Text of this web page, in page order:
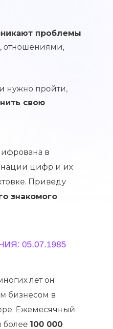
проблемы
отношениями,
нужно пройти,
свою
в
цифр и их
Приведу
знакомого
05.07.1985
лет он
бизнесом в
Ежемесячный
более 100 000